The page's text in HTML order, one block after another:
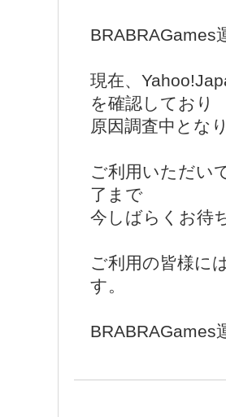
BRABRAGames
現在、
を確認しており
原因調査中とな
ご利用いただい
了まで
今しばらくお待
ご利用の皆様に
す。
BRABRAGames